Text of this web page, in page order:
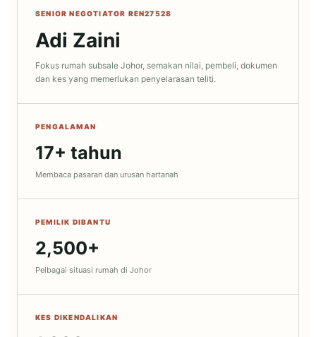
SENIOR NEGOTIATOR REN27528
Adi Zaini
Fokus rumah subsale Johor, semakan nilai, pembeli, dokumen
dan kes yang memerlukan penyelarasan teliti.
PENGALAMAN
17+ tahun
Membaca pasaran dan urusan hartanah
PEMILIK DIBANTU
2,500+
Pelbagai situasi rumah di Johor
KES DIKENDALIKAN